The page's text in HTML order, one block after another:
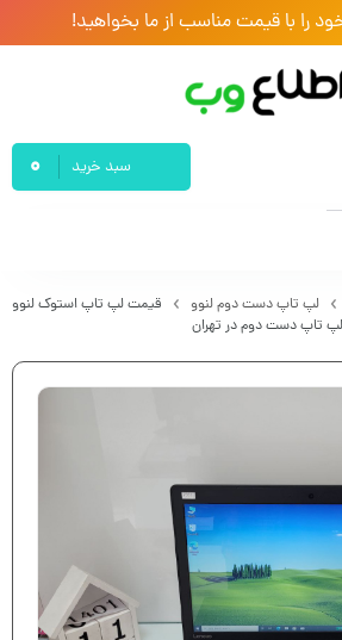
را با قیمت مناسب از ما بخواهید!
سبد خرید 0
لپ تاپ دست دوم لنوو
قیمت لپ تاپ استوک لنوو